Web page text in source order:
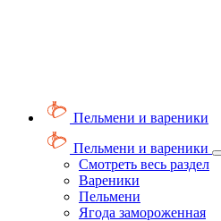
Пельмени и вареники
Пельмени и вареники
Смотреть весь раздел
Вареники
Пельмени
Ягода замороженная